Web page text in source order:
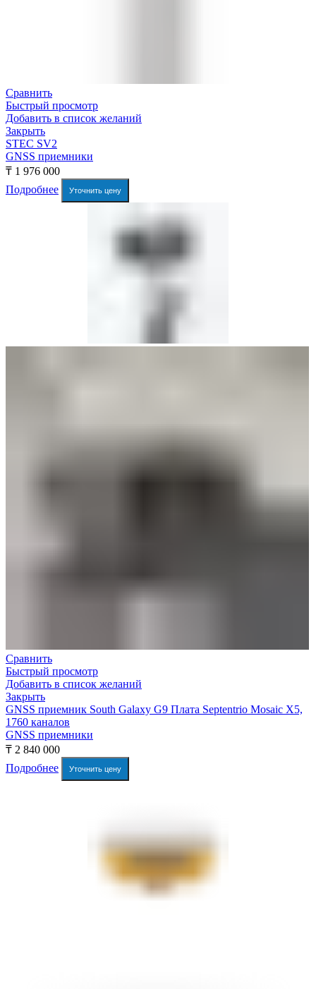
Сравнить
Быстрый просмотр
Добавить в список желаний
Закрыть
STEC SV2
GNSS приемники
₸ 1 976 000
Подробнее
Уточнить цену
Сравнить
Быстрый просмотр
Добавить в список желаний
Закрыть
GNSS приемник South Galaxy G9 Плата Septentrio Mosaic X5,
1760 каналов
GNSS приемники
₸ 2 840 000
Подробнее
Уточнить цену